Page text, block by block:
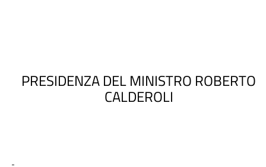
PRESIDENZA DEL MINISTRO ROBERTO
CALDEROLI